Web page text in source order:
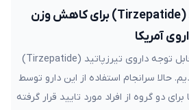
تایید داروی تیرزپاتید (Tirzepatide) برای کاهش وزن
آمریکا
اواخر اردیبهشت از نتایج قابل توجه داروی تیرزپاتید (Tirzepatide)
سرانجام استفاده از این دارو توسط
دو گروه از افراد مورد تایید قرار گرفته